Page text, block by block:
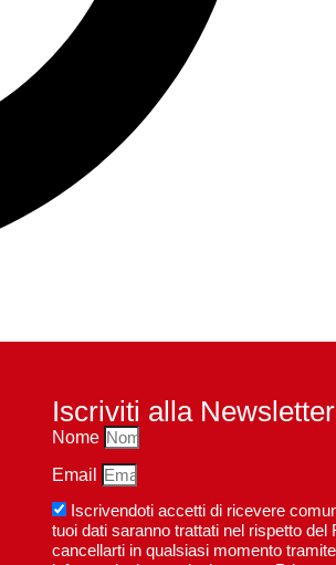
Iscriviti alla Newsletter
Nome
Email
Iscrivendoti accetti di ricevere
tuoi dati saranno trattati nel rispetto
cancellarti in qualsiasi momento